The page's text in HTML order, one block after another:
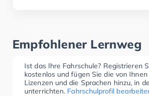
Empfohlener Lernweg
Ist das Ihre Fahrschule? Registrieren
kostenlos und fügen Sie die von
Lizenzen und die Sprachen hinzu, in
unterrichten. Fahrschulprofil